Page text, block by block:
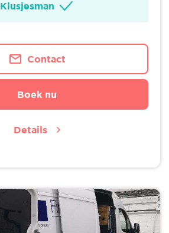
Klusjesman
Contact
Boek nu
Details